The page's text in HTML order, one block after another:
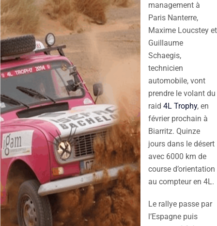
management à
Paris Nanterre,
Maxime Loucstey et
Guillaume
Schaegis,
technicien
automobile, vont
prendre le volant du
raid 4L Trophy, en
février prochain à
Biarritz. Quinze
jours dans le désert
avec 6000 km de
course d’orientation
au compteur en 4L.
Le rallye passe par
l’Espagne puis